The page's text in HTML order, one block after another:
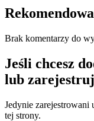
Brak komentarzy do
Jeśli chcesz
lub
Jedynie
tej strony.